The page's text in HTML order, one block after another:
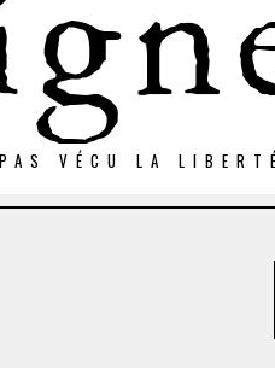
VÉCU LA